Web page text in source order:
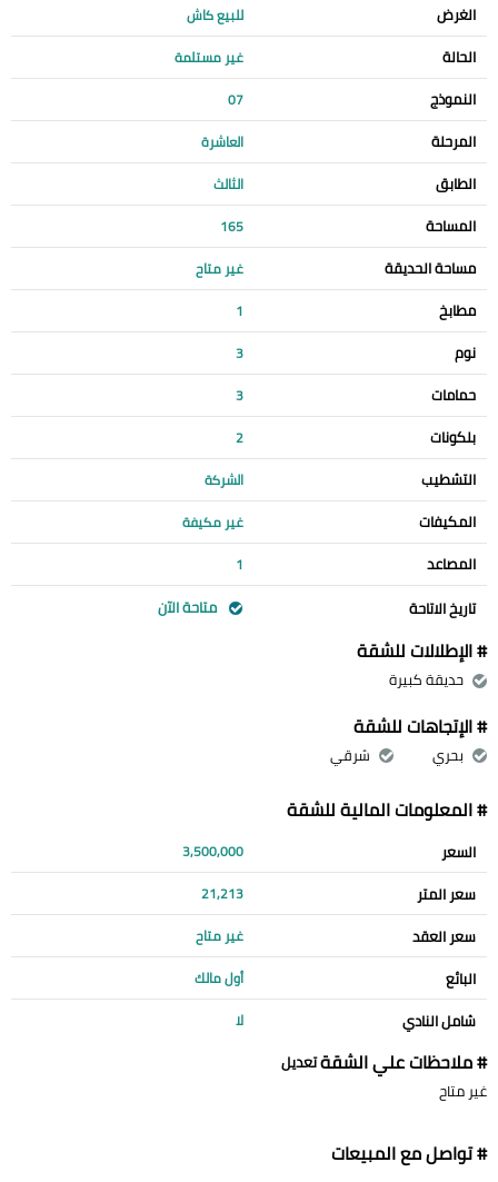
الغرض للبيع كاش
الحالة غير مستلمة
النموذج 07
المرحلة العاشرة
الطابق الثالث
المساحة 165
مساحة الحديقة غير متاح
مطابخ 1
نوم 3
حمامات 3
بلكونات 2
التشطيب الشركة
المكيفات غير مكيفة
المصاعد 1
تاريخ الاتاحة متاحة الآن
# الإطلالات للشقة
حديقة كبيرة
# الإتجاهات للشقة
بحري شرقي
# المعلومات المالية للشقة
السعر 3,500,000
سعر المتر 21,213
سعر العقد غير متاح
البائع أول مالك
شامل النادي لا
# ملاحظات علي الشقةتعديل
غير متاح
# تواصل مع المبيعات